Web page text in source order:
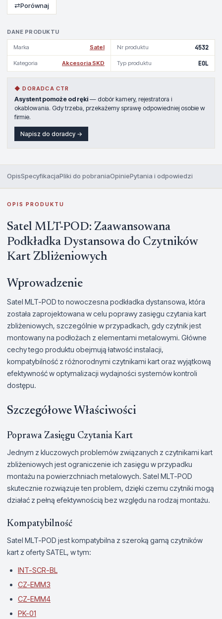
DANE PRODUKTU
Marka Satel Nr produktu 4532
Kategoria Akcesoria SKD Typ produktu EOL
◆ DORADCA CTR
Asystent pomoże od ręki — dobór kamery, rejestratora i
okablowania. Gdy trzeba, przekażemy sprawę odpowiedniej osobie w
firmie.
Napisz do doradcy →
⇄Porównaj
OpisSpecyfikacjaPliki do pobraniaOpiniePytania i odpowiedzi
OPIS PRODUKTU
Satel MLT-POD: Zaawansowana
Podkładka Dystansowa do Czytników
Kart Zbliżeniowych
Wprowadzenie
Satel MLT-POD to nowoczesna podkładka dystansowa, która
została zaprojektowana w celu poprawy zasięgu czytania kart
zbliżeniowych, szczególnie w przypadkach, gdy czytnik jest
montowany na podłożach z elementami metalowymi. Główne
cechy tego produktu obejmują łatwość instalacji,
kompatybilność z różnorodnymi czytnikami kart oraz wyjątkową
efektywność w optymalizacji wydajności systemów kontroli
dostępu.
Szczegółowe Właściwości
Poprawa Zasięgu Czytania Kart
Jednym z kluczowych problemów związanych z czytnikami kart
zbliżeniowych jest ograniczenie ich zasięgu w przypadku
montażu na powierzchniach metalowych. Satel MLT-POD
skutecznie rozwiązuje ten problem, dzięki czemu czytniki mogą
działać z pełną efektywnością bez względu na rodzaj montażu.
Kompatybilność
Satel MLT-POD jest kompatybilna z szeroką gamą czytników
kart z oferty SATEL, w tym:
INT-SCR-BL
CZ-EMM3
CZ-EMM4
PK-01